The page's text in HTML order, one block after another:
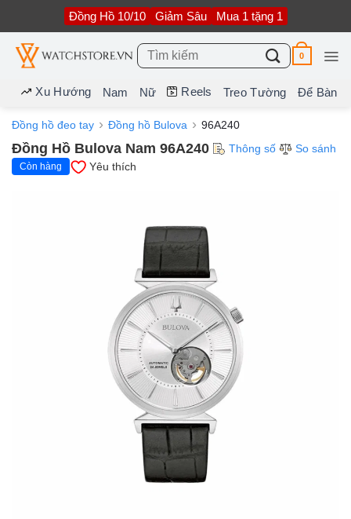
nội
dung
Đồng Hồ 10/10 Giảm Sâu Mua 1 tặng 1
Tìm
kiếm:
0
Xu Hướng Nam Nữ Reels Treo Tường Để Bàn
Đồng hồ đeo tay Đồng hồ Bulova 96A240
Đồng Hồ Bulova Nam 96A240 Thông số So sánh
Còn hàng Yêu thích